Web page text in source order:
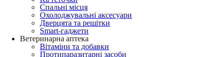
Спальні місця
Охолоджувальні аксесуари
Дверцята та решітки
Smart-гаджети
Ветеринарна аптека
Вітаміни та добавки
Протипаразитарні засоби